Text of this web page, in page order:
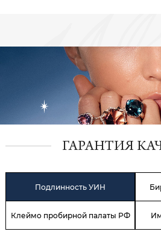
ГАРАНТИЯ
Подлинность УИН
Клеймо пробирной палаты РФ